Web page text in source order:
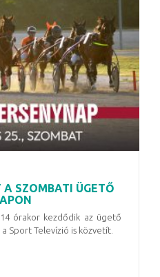
SZOMBATI ÜGETŐ
órakor kezdődik az ügető
Sport Televízió is közvetít.